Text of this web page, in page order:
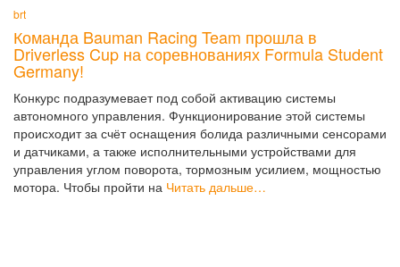
brt
Команда Bauman Racing Team прошла в
Driverless Cup на соревнованиях Formula Student
Germany!
Конкурс подразумевает под собой активацию системы
автономного управления. Функционирование этой системы
происходит за счёт оснащения болида различными сенсорами
и датчиками, а также исполнительными устройствами для
управления углом поворота, тормозным усилием, мощностью
мотора. Чтобы пройти на Читать дальше…